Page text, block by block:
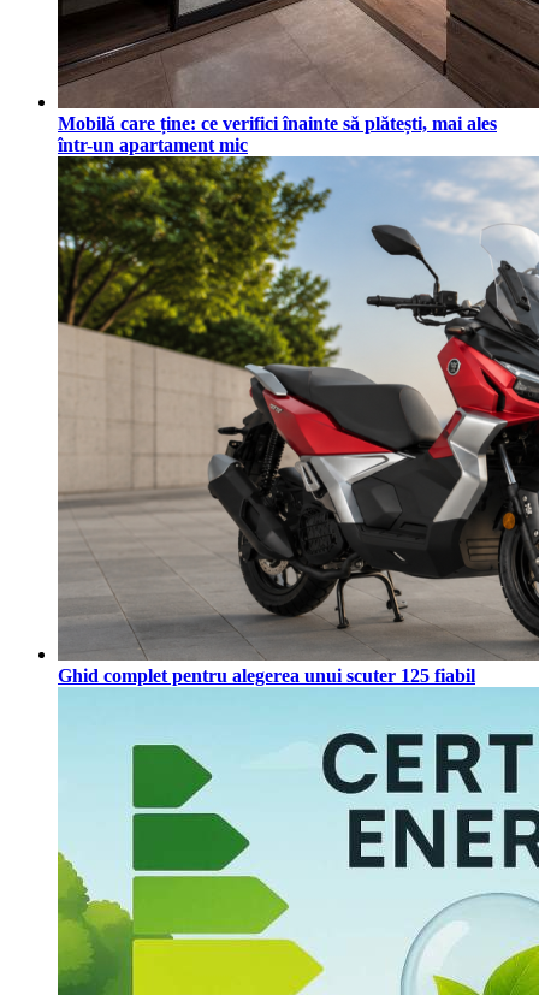
Mobilă care ține: ce verifici înainte să plătești, mai ales
într-un apartament mic
Ghid complet pentru alegerea unui scuter 125 fiabil